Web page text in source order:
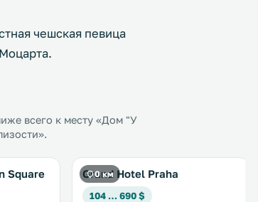
чешская певица
всего к месту «Дом "У
Square
0 км
Grand Hotel Praha
104 … 690 $